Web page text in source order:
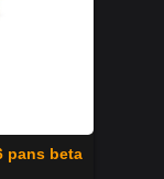
pans beta